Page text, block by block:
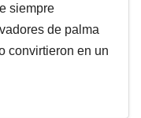
siempre
de palma
convirtieron en un